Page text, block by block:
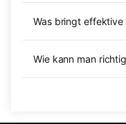
Was bringt effektive
Wie kann man